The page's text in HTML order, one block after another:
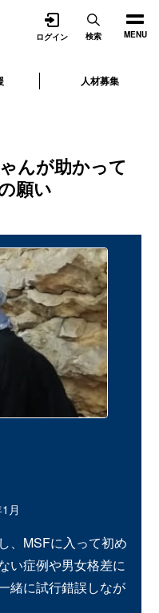
MENU
人材募集
ログイン 検索
んが助かって
願い
月
、MSFに入って初め
い症例や男女格差に
緒に試行錯誤しなが